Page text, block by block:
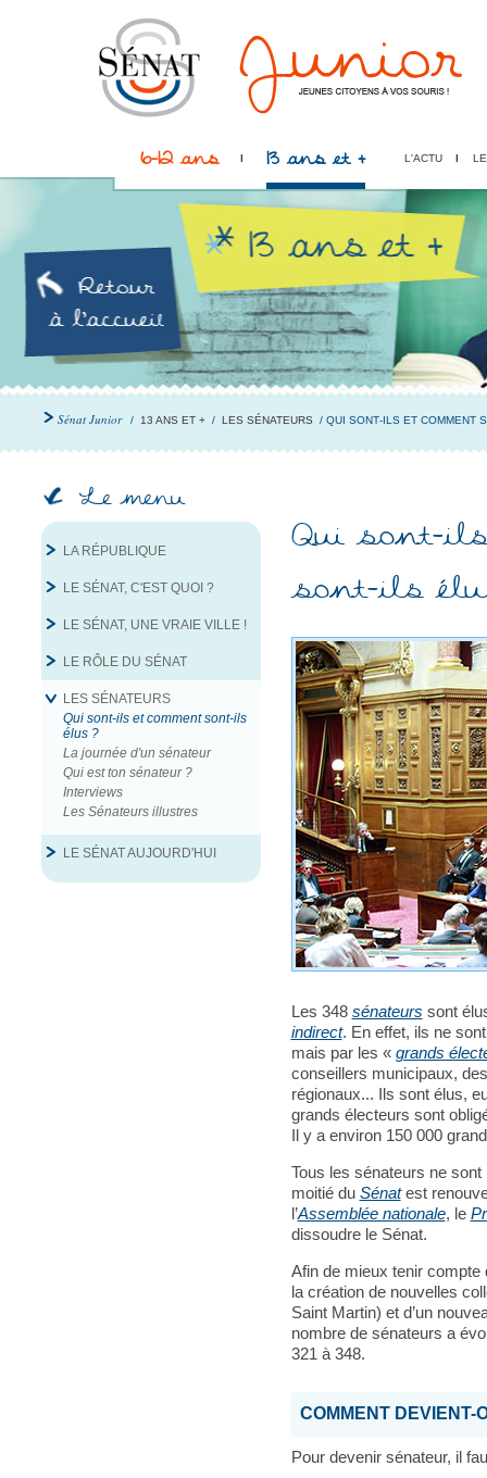
6-12 ans 13 ans et + L'ACTU
Sénat Junior / 13 ANS ET + / LES SÉNATEURS / QUI SONT‐ILS ET COMMENT
Le menu
LA RÉPUBLIQUE
LE SÉNAT, C'EST QUOI ?
LE SÉNAT, UNE VRAIE VILLE !
LE RÔLE DU SÉNAT
LES SÉNATEURS
Qui sont‐ils et comment sont‐ils
élus ?
La journée d'un sénateur
Qui est ton sénateur ?
Interviews
Les Sénateurs illustres
LE SÉNAT AUJOURD'HUI
Qui
sont‐ils
Les 348 sénateurs sont
indirect. En effet, ils ne
mais par les « grands
conseillers municipaux,
régionaux... Ils sont élus,
grands électeurs sont
Il y a environ 150 000
Tous les sénateurs ne
moitié du Sénatest
l’Assemblée nationale, le
dissoudre le Sénat.
Afin de mieux tenir compte
la création de nouvelles
Saint Martin) et d’un
nombre de sénateurs a
321 à 348.
COMMENT DEVIENT-
Pour devenir sénateur, il